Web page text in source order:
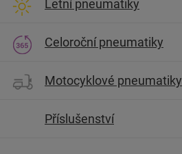
Letní pneumatiky
Celoroční pneumatiky
Motocyklové pneumatiky
Příslušenství